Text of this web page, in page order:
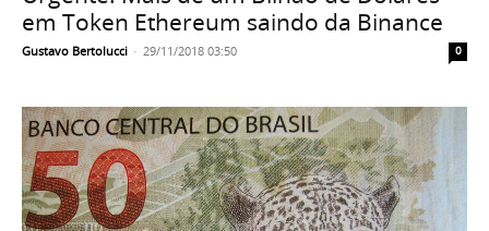
em Token Ethereum saindo da Binance
Gustavo Bertolucci - 29/11/2018 03:50 0